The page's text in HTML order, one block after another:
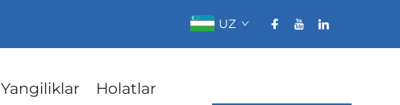
UZ
Yangiliklar Holatlar